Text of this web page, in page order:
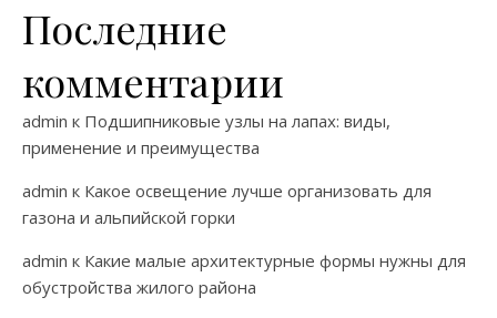
Последние
комментарии
admin к Подшипниковые узлы на лапах: виды,
применение и преимущества
admin к Какое освещение лучше организовать для
газона и альпийской горки
admin к Какие малые архитектурные формы нужны для
обустройства жилого района